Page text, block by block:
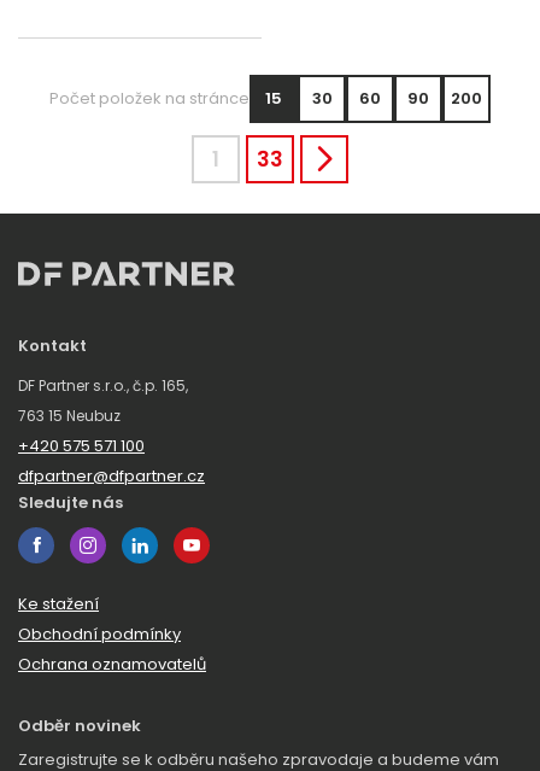
Počet položek na stránce 15 30 60 90 200
1 33
Kontakt
DF Partner s.r.o., č.p. 165,
763 15 Neubuz
+420 575 571 100
dfpartner@dfpartner.cz
Sledujte nás
Ke stažení
Obchodní podmínky
Ochrana oznamovatelů
Odběr novinek
Zaregistrujte se k odběru našeho zpravodaje a budeme vám